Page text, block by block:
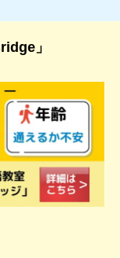
」